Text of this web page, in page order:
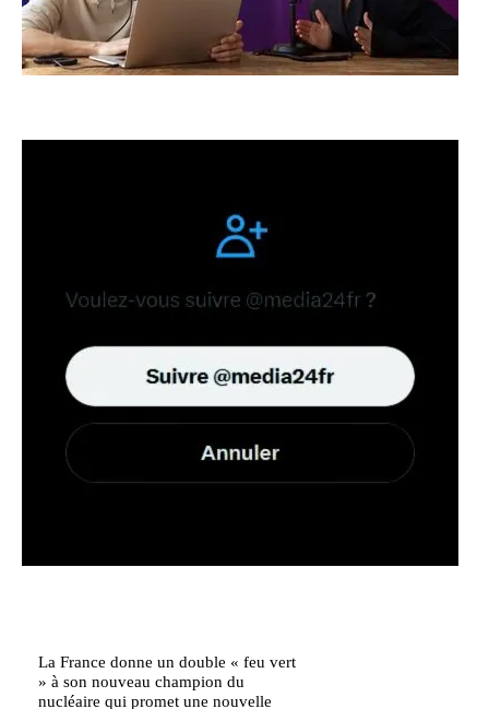
La France donne un double « feu vert
» à son nouveau champion du
nucléaire qui promet une nouvelle